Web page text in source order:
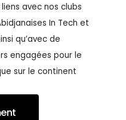
avec nos clubs
In Tech et
qu’avec de
engagées pour le
sur le continent